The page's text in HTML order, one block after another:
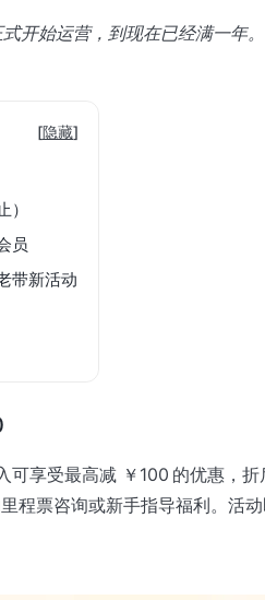
式开始运营，到现在已经满一年
[隐藏]
员
带新活动
可享受最高减 ￥100 的优惠，
程票咨询或新手指导福利。活动